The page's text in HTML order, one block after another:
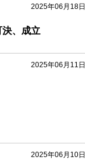
2025年06月18日
、成立
2025年06月11日
2025年06月10日